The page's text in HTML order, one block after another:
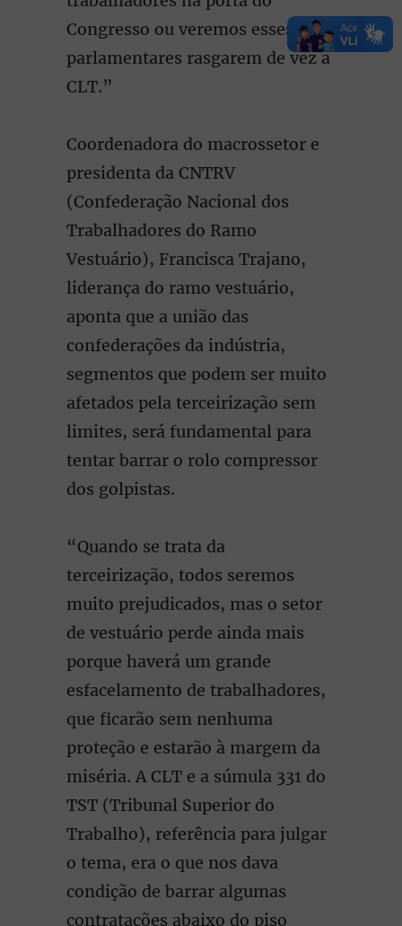
Congresso ou veremos esses
parlamentares rasgarem de vez a
CLT.”
Coordenadora do macrossetor e
presidenta da CNTRV
(Confederação Nacional dos
Trabalhadores do Ramo
Vestuário), Francisca Trajano,
liderança do ramo vestuário,
aponta que a união das
confederações da indústria,
segmentos que podem ser muito
afetados pela terceirização sem
limites, será fundamental para
tentar barrar o rolo compressor
dos golpistas.
“Quando se trata da
terceirização, todos seremos
muito prejudicados, mas o setor
de vestuário perde ainda mais
porque haverá um grande
esfacelamento de trabalhadores,
que ficarão sem nenhuma
proteção e estarão à margem da
miséria. A CLT e a súmula 331 do
TST (Tribunal Superior do
Trabalho), referência para julgar
o tema, era o que nos dava
condição de barrar algumas
contratações abaixo do piso